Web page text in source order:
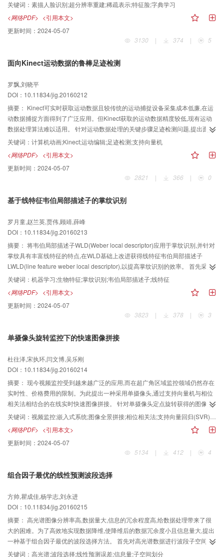
利用特征脸算法根据素描图像合成人脸灰度图像,然后对合成的人脸图像利用稀
疏表示进行超分辨率重建,最后利用主成分分析对重建前后的合成人脸分别进行
识别。 在香港中文大学的素描人脸库(CUFS)上进行实验。经过超分辨率重建之
后的人脸在眼睛等部位细节描述更好。同时,由于重建过程中引入了先验知识,重
建之后的素描人脸识别率有提高。支持向量机算法得到的识别率由重建前的
至89%。 基于超分辨率重建的素描人脸识别算法可以有效地改善合成人脸图像
关键词： 素描人脸识别;超分辨率重建;稀疏表示;特征脸;字典学习
<网络PDF> <引用本文>
更新时间： 2024-05-07
3130
| 374 | 5
面向Kinect运动数据的鲁棒足迹检测
罗飘,刘晓平
DOI：10.11834/jig.20160212
摘要： Kinect可实时获取运动数据且较传统的运动捕捉设备采集成本低廉,在运
动数据捕捉方面得到了广泛应用。但Kinect获取的运动数据精度较低,现有运动
数据处理算法难以适用。 针对运动数据处理的关键步骤足迹检测问题,提出面向
Kinect运动数据的鲁棒足迹检测算法。首先使用自适应的双边滤波算法降低
Kinect运动数据中的噪声;其次定义多种脚部运动特征并用于分类,优化分类效果;
最后使用支持向量机(SVM)算法训练决策函数并用于足迹检测。 本文算法应用
于多种类型运动数据后,可以有效地减少Kinect运动数据中的噪声,足迹检测的时
间性能以及准确性良好,其中足迹检测的准确率比经典的基准线方法提高了10%
左右。 对实验结果的分析证明算法具有良好的鲁棒性、时间性能以及准确率,可
关键词： 计算机动画;Kinect;运动编辑;足迹检测;支持向量机
<网络PDF> <引用本文>
更新时间： 2024-05-07
2821
| 366 | 0
基于线特征韦伯局部描述子的掌纹识别
罗月童,赵兰英,贾伟,顾靖,薛峰
DOI：10.11834/jig.20160213
摘要： 将韦伯局部描述子WLD(Weber local descriptor)应用于掌纹识别,并针对
掌纹具有丰富线特征的特点,在WLD基础上改进获得线特征韦伯局部描述子
LWLD(line feature weber local descriptor),以提高掌纹识别的效率。 首先采用
MFRAT或Gabor滤波器对掌纹图像进行线性滤波,生成方向图和能量图;然后对能
量进行韦伯差分激励滤波生成差分激励图;最后,基于方向图和差分激励图构造线
韦伯特征直方图,并基于线韦伯特征直方图进行掌纹特征识别。 基于PolyU Ⅱ和
Cross-Sensor掌纹库进行对比实验,采用曼哈顿距离和卡方距离进行匹配,其中在
PolyaⅡ库上的识别率最高均达到100%,在识别率和容错性方面均优于其他主要
一种新的基于局部描述子的掌纹识别方法。和其他基于局部描述子的掌纹识别
关键词： 机器学习;生物特征;掌纹识别;韦伯局部描述子;线特征
<网络PDF> <引用本文>
更新时间： 2024-05-07
3823
| 378 | 3
单摄像头旋转监控下的快速图像拼接
杜往泽,宋执环,闫文博,吴乐刚
DOI：10.11834/jig.20160214
摘要： 现今视频监控受到越来越广泛的应用,而在超广角区域监控领域仍然存在
实时性、价格费用的限制。为此提出一种采用单摄像头,通过支持向量机与相位
相关法相结合的在线实时快速图像拼接。 针对单摄像头定点旋转获得的图像序
列,其拼接矩阵具有位姿相关的特点,采用相位相关法计算图像位姿信息,采用尺度
不变特征变换(SIFT)算子计算对应位姿下的图像拼接矩阵,并使用支持向量机建
立离线模型,在线过程中,根据当前帧的位姿信息计算拼接矩阵,再使用相位相关法
实现精确匹配,以获取实时拼接图像。 采用DM6446嵌入式平台检验算法的可靠
性,该算法可稳定地在0.1 s的图像采样时间内完成图像拼接,相较于传统的基于特
求。 本文图像拼接算法,根据位姿信息实时计算拼接矩阵,以获得可靠快速的全景
晰度。
关键词： 视频监控;嵌入式系统;图像全景拼接;相位相关法;支持向量回归(SVR)建模;尺度不变特征变换(SIFT)
<网络PDF> <引用本文>
更新时间： 2024-05-07
5134
| 412 | 4
组合因子最优的线性预测波段选择
方帅,瞿成佳,杨学志,刘永进
DOI：10.11834/jig.20160215
摘要： 高光谱图像分辨率高,数据量大,信息的冗余程度高,给数据处理带来了很
大的困难。为了高效地实现数据降维,使降维后的数据冗余度小且信息量大,提出
一种基于组合因子最优的波段选择方法。 首先对高光谱数据进行波段子空间划
分,在各子空间中通过线性预测误差来计算误差最小和次小的两个波段,结合它们
关键词： 高光谱;波段选择;线性预测误差;信息量;子空间划分